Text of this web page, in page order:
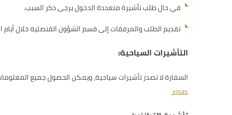
في حال طلب تأشيرة متعددة الدخول يرجى ذكر السبب.
تقديم الطلب والمرفقات إلى قسم الشؤون القنصلية خلال
التأشيرات السياحية:
السفارة لا تصدر تأشيرات سياحية، ويمكن الحصول جميع
visas